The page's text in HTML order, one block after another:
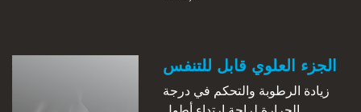
الجزء العلوي قابل للتنفس
زيادة الرطوبة والتحكم في درجة